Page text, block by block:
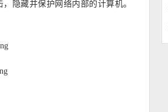
隐藏并保护网络内部的计算机。